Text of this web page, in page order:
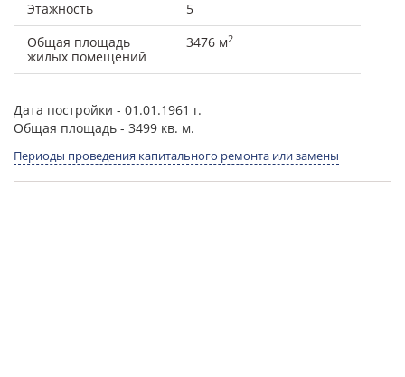
Этажность
5
Общая площадь
жилых помещений
3476 м2
Дата постройки - 01.01.1961 г.
Общая площадь - 3499 кв. м.
Периоды проведения капитального ремонта или замены